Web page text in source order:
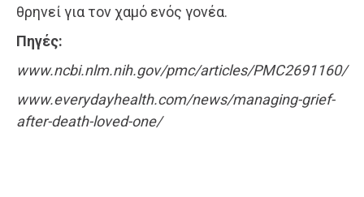
θρηνεί για τον χαμό ενός γονέα.
Πηγές:
www.ncbi.nlm.nih.gov/pmc/articles/PMC2691160/
www.everydayhealth.com/news/managing-grief-
after-death-loved-one/